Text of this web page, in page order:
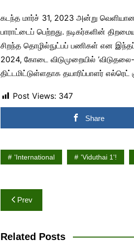
கடந்த மார்ச் 31, 2023 அன்று வெளியான
பாராட்டைப் பெற்றது. நடிகர்களின்
சிறந்த தொழில்நுட்பப் பணிகள் என
2024, கோடை விடுமுறையில்
திட்டமிட்டுள்ளதாக தயாரிப்பாளர் எல்ரெட்
Post Views: 347
Share
'International 'Viduthai 1'!
Post
navigation
Prev
Related Posts